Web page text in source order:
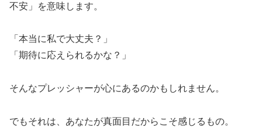
不安」を意味します。
「本当に私で大丈夫？」
「期待に応えられるかな？」
そんなプレッシャーが心にあるのかもしれません。
でもそれは、あなたが真面目だからこそ感じるもの。